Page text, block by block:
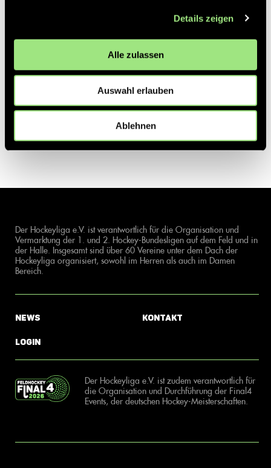
Details zeigen
Alle zulassen
Auswahl erlauben
Ablehnen
Der Hockeyliga e.V. ist verantwortlich für die Organisation und
Vermarktung der 1. und 2. Hockey-Bundesligen auf dem Feld und in
der Halle. Insgesamt sind über 60 Vereine unter dem Dach der
Hockeyliga organisiert, sowohl im Herren als auch im Damen
Bereich.
News
Login
Kontakt
Der Hockeyliga e.V. ist zudem verantwortlich für
die Organisation und Durchführung der Final4
Events, der deutschen Hockey-Meisterschaften.